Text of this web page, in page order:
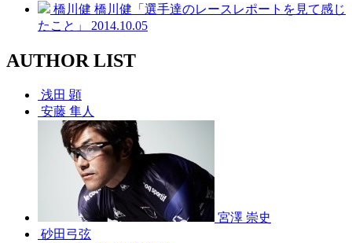
橋川健 橋川健「選手達のレースレポートを見て感じ
たこと」
2014.10.05
AUTHOR LIST
浅田 顕
安藤 隼人
宮澤 崇史
砂田弓弦